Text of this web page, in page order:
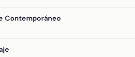
Contemporáneo